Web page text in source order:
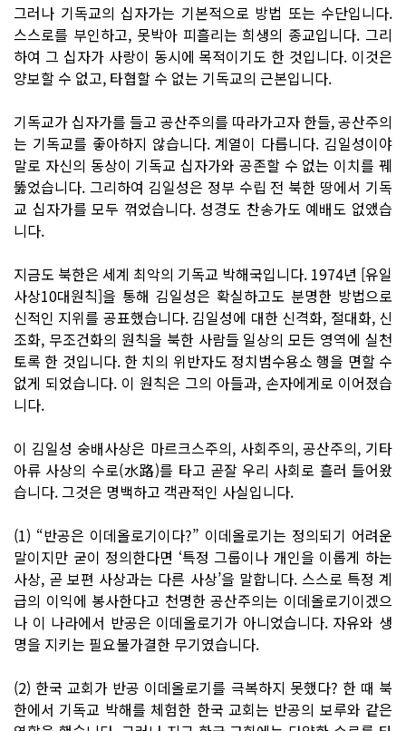
그러나 기독교의 십자가는 기본적으로 방법 또는 수단입니다.
스스로를 부인하고, 못박아 피흘리는 희생의 종교입니다. 그리
하여 그 십자가 사랑이 동시에 목적이기도 한 것입니다. 이것은
양보할 수 없고, 타협할 수 없는 기독교의 근본입니다.
기독교가 십자가를 들고 공산주의를 따라가고자 한들, 공산주의
는 기독교를 좋아하지 않습니다. 계열이 다릅니다. 김일성이야
말로 자신의 동상이 기독교 십자가와 공존할 수 없는 이치를 꿰
뚫었습니다. 그리하여 김일성은 정부 수립 전 북한 땅에서 기독
교 십자가를 모두 꺾었습니다. 성경도 찬송가도 예배도 없앴습
니다.
지금도 북한은 세계 최악의 기독교 박해국입니다. 1974년 [유일
사상10대원칙]을 통해 김일성은 확실하고도 분명한 방법으로
신적인 지위를 공표했습니다. 김일성에 대한 신격화, 절대화, 신
조화, 무조건화의 원칙을 북한 사람들 일상의 모든 영역에 실천
토록 한 것입니다. 한 치의 위반자도 정치범수용소 행을 면할 수
없게 되었습니다. 이 원칙은 그의 아들과, 손자에게로 이어졌습
니다.
이 김일성 숭배사상은 마르크스주의, 사회주의, 공산주의, 기타
아류 사상의 수로(水路)를 타고 곧잘 우리 사회로 흘러 들어왔
습니다. 그것은 명백하고 객관적인 사실입니다.
(1) “반공은 이데올로기이다?” 이데올로기는 정의되기 어려운
말이지만 굳이 정의한다면 ‘특정 그룹이나 개인을 이롭게 하는
사상, 곧 보편 사상과는 다른 사상’을 말합니다. 스스로 특정 계
급의 이익에 봉사한다고 천명한 공산주의는 이데올로기이겠으
나 이 나라에서 반공은 이데올로기가 아니었습니다. 자유와 생
명을 지키는 필요불가결한 무기였습니다.
(2) 한국 교회가 반공 이데올로기를 극복하지 못했다? 한 때 북
한에서 기독교 박해를 체험한 한국 교회는 반공의 보루와 같은